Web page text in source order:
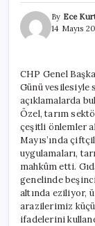
By Ece
14 Mayıs
CHP Genel
Günü vesilesiyle
açıklamalarda
Özel, tarım
çeşitli önlemler
Mayıs’ında
uygulamaları,
mahkûm etti.
genelinde
altında eziliyor,
arazilerimiz
ifadelerini